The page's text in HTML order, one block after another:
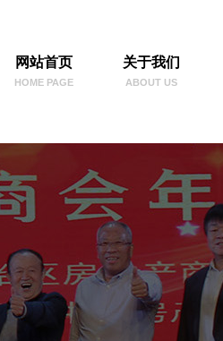
关于我们
ABOUT US
网站首页
HOME PAGE